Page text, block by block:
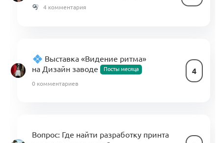
4 комментария
Выставка «Видение ритма»
на Дизайн заводе
Посты месяца 4
0 комментариев
Вопрос: Где найти разработку принта